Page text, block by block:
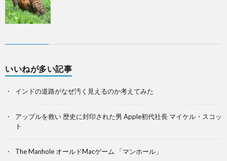
いいねが多い記事
インドの道路がなぜ汚く見えるのか考えてみた
アップルを救い 歴史に封印された男 Apple初代社長 マイケル・スコッ
ト
The Manhole オールドMacゲーム 「マンホール」